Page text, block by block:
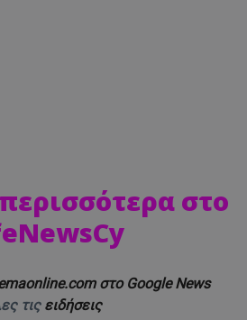
στο
στο Google News
τις ειδήσεις